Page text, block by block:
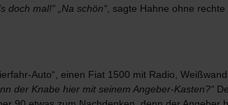
doch mal!“
„Na schön“ , sagte Hahne ohne
Auto“, einen Fiat 1500 mit Radio,
der Knabe hier mit seinem Angeber-Kasten?“